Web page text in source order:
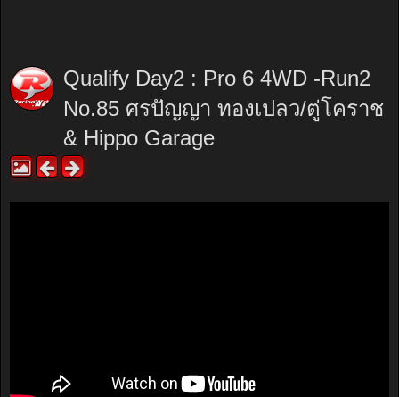
Qualify Day2 : Pro 6 4WD -Run2
No.85 ศรปัญญา ทองเปลว/ตู่โคราช
& Hippo Garage